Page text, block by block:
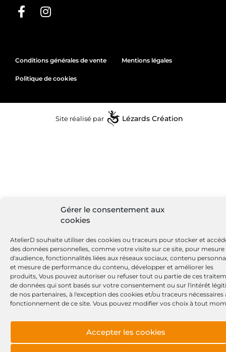
Gérer le consentement aux
cookies
AtelierD souhaite utiliser des cookies ou traceurs pour stocker et
des données personnelles, comme votre visite sur ce site, pour mesure
d'audience, fonctionnalités liées aux réseaux sociaux, contenu
et mesure de performance du contenu, développer et améliorer les
produits, Vous pouvez autoriser ou refuser tout ou partie de ces
de données qui sont basés sur votre consentement ou sur l'intérêt
de nos partenaires, à l'exception des cookies et/ou traceurs nécessaires
fonctionnement de ce site. Vous pouvez modifier vos choix à tout
Accepter les cookies
Conditions générales de vente Mentions légales
Politique de cookies
Site réalisé par Lézards Création